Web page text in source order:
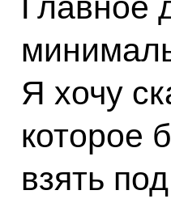
Я хочу
которое
взять